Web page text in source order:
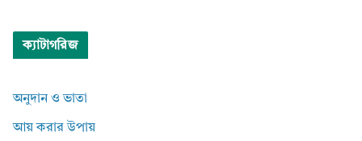
ক্যাটাগরিজ
অনুদান ও ভাতা
আয় করার উপায়